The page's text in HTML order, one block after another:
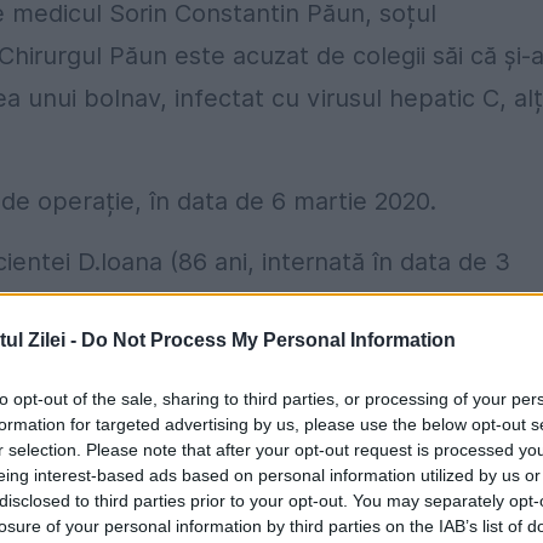
Zilei - Do Not Process My Personal Information
opt-out of the sale, sharing to third parties, or processing of your
for targeted advertising by us, please use the below opt-out
selection. Please note that after your opt-out request is processed
interest-based ads based on personal information utilized by us
to third parties prior to your opt-out. You may separately
of your personal information by third parties on the IAB’s list of
Sorin Constantin Păun, soțul
Păun este acuzat de colegii săi că și-a
unui bolnav, infectat cu virusul hepatic C,
operație, în data de 6 martie 2020.
D.Ioana (86 ani, internată în data de 3
Constantin a înțepat în mod deliberat, într-
apoi pe dr. Gașpar Bogdan, martori la
(echipa anestezico-chirurgicală) și
Ștefania a mai rămas în sala de operație
către dr. Păun Sorin Constantin. Aceasta a